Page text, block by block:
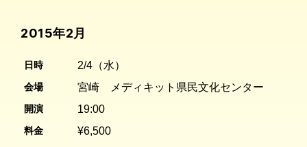
2015年2月
日時 2/4（水）
会場 宮崎 メディキット県民文化センター
開演 19:00
料金 ¥6,500